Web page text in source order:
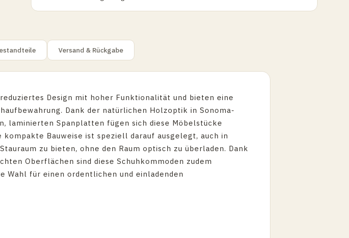
Versand & Rückgabe
Design mit hoher Funktionalität und bieten eine
Dank der natürlichen Holzoptik in Sonoma-
laminierten Spanplatten fügen sich diese Möbelstücke
Bauweise ist speziell darauf ausgelegt, auch in
zu bieten, ohne den Raum optisch zu überladen. Dank
Oberflächen sind diese Schuhkommoden zudem
Wahl für einen ordentlichen und einladenden